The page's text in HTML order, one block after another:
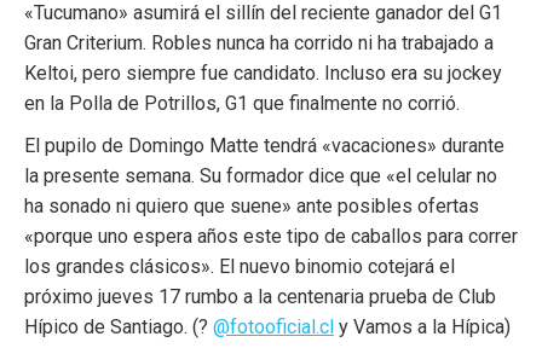
«Tucumano» asumirá el sillín del reciente ganador del G1
Gran Criterium. Robles nunca ha corrido ni ha trabajado a
Keltoi, pero siempre fue candidato. Incluso era su jockey
en la Polla de Potrillos, G1 que finalmente no corrió.
El pupilo de Domingo Matte tendrá «vacaciones» durante
la presente semana. Su formador dice que «el celular no
ha sonado ni quiero que suene» ante posibles ofertas
«porque uno espera años este tipo de caballos para correr
los grandes clásicos». El nuevo binomio cotejará el
próximo jueves 17 rumbo a la centenaria prueba de Club
Hípico de Santiago. (? @fotooficial.cl y Vamos a la Hípica)